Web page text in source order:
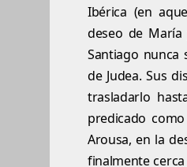
Ibérica (en
deseo de
Santiago
de Judea. Sus
trasladarlo
predicado
Arousa, en la
finalmente